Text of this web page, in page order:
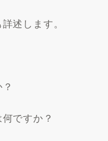
述します。
ですか？